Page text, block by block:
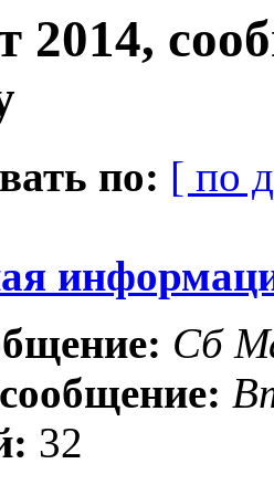
2014,
по: [ по
Сб
32